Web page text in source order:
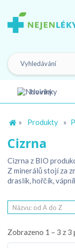
Novinky
» Produkty »
Cizrna
Cizrna z BIO
Z minerálů stojí za
draslík, hořčík,
Zobrazeno 1 – 3 z 3